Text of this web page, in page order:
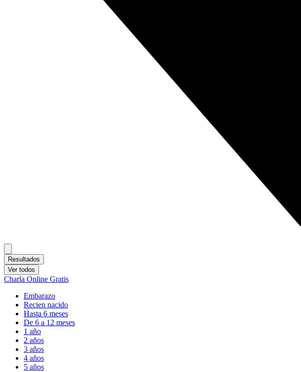
Resultados
Ver todos
Charla Online Gratis
Embarazo
Recien nacido
Hasta 6 meses
De 6 a 12 meses
1 año
2 años
3 años
4 años
5 años